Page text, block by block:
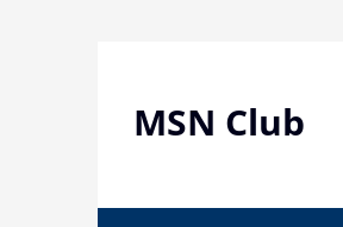
MSN Club